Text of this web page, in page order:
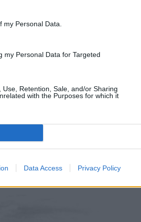
Personal Data.
my Personal Data for Targeted
Retention, Sale, and/or Sharing
with the Purposes for which it
Data Access Privacy Policy
szót nem
és az utolsót.
ténykedésnek, az
– előbbi talán a politikusok,